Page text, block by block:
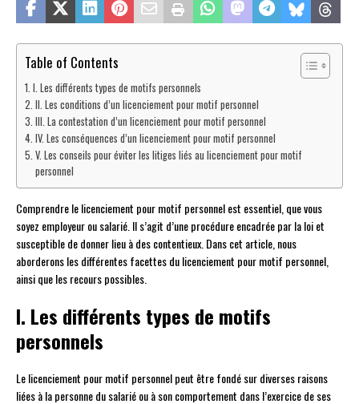
Table of Contents
I. Les différents types de motifs personnels
II. Les conditions d’un licenciement pour motif personnel
III. La contestation d’un licenciement pour motif personnel
IV. Les conséquences d’un licenciement pour motif personnel
V. Les conseils pour éviter les litiges liés au licenciement pour motif
personnel
Comprendre le licenciement pour motif personnel est essentiel, que vous
soyez employeur ou salarié. Il s’agit d’une procédure encadrée par la loi et
susceptible de donner lieu à des contentieux. Dans cet article, nous
aborderons les différentes facettes du licenciement pour motif personnel,
ainsi que les recours possibles.
I. Les différents types de motifs
personnels
Le licenciement pour motif personnel peut être fondé sur diverses raisons
liées à la personne du salarié ou à son comportement dans l’exercice de ses